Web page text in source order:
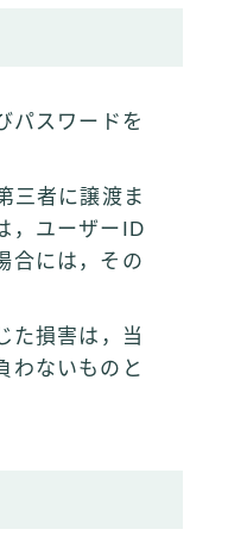
パスワードを
三者に譲渡ま
，ユーザーID
合には，その
た損害は，当
わないものと